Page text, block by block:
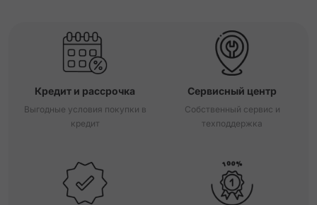
Кредит и рассрочка
Выгодные условия покупки в
кредит
Сервисный центр
Собственный сервис и
техподдержка